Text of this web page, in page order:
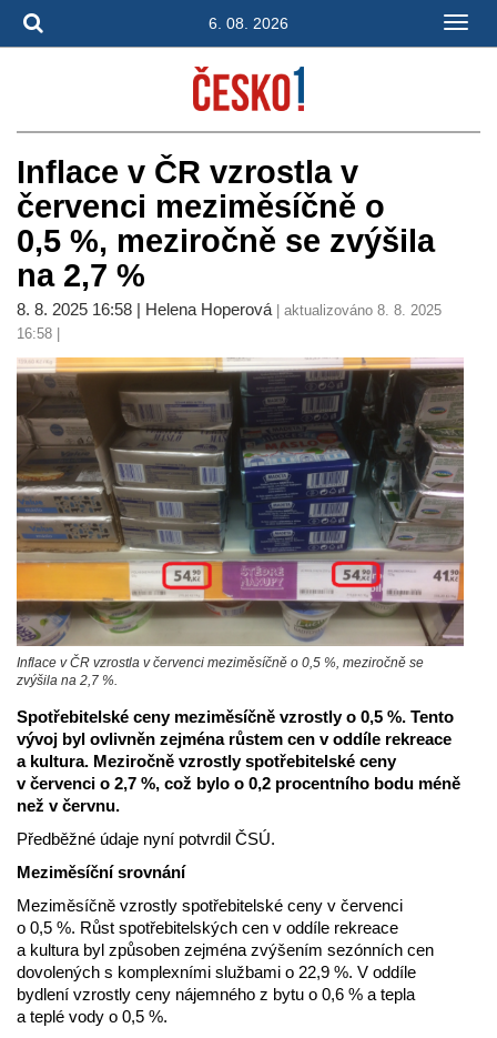
6. 08. 2026
Inflace v ČR vzrostla v
červenci meziměsíčně o
0,5 %, meziročně se zvýšila
na 2,7 %
8. 8. 2025 16:58 | Helena Hoperová| aktualizováno 8. 8. 2025
16:58 |
Inflace v ČR vzrostla v červenci meziměsíčně o 0,5 %, meziročně se
zvýšila na 2,7 %.
Spotřebitelské ceny meziměsíčně vzrostly o 0,5 %. Tento
vývoj byl ovlivněn zejména růstem cen v oddíle rekreace
a kultura. Meziročně vzrostly spotřebitelské ceny
v červenci o 2,7 %, což bylo o 0,2 procentního bodu méně
než v červnu.
Předběžné údaje nyní potvrdil ČSÚ.
Meziměsíční srovnání
Meziměsíčně vzrostly spotřebitelské ceny v červenci
o 0,5 %. Růst spotřebitelských cen v oddíle rekreace
a kultura byl způsoben zejména zvýšením sezónních cen
dovolených s komplexními službami o 22,9 %. V oddíle
bydlení vzrostly ceny nájemného z bytu o 0,6 % a tepla
a teplé vody o 0,5 %.